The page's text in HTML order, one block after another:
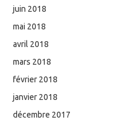
juin 2018
mai 2018
avril 2018
mars 2018
février 2018
janvier 2018
décembre 2017